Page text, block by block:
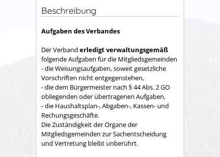
Beschreibung
Aufgaben des Verbandes
Der Verband erledigt verwaltungsgemäß
folgende Aufgaben für die Mitgliedsgemeinden
- die Weisungsaufgaben, soweit gesetzliche
Vorschriften nicht entgegenstehen,
- die dem Bürgermeister nach § 44 Abs. 2 GO
obliegenden oder übertragenen Aufgaben,
- die Haushaltsplan-, Abgaben-, Kassen- und
Rechungs­geschäfte.
Die Zuständigkeit der Organe der
Mitgliedsgemeinden zur Sachent­scheidung
und Vertretung bleibt unberührt.